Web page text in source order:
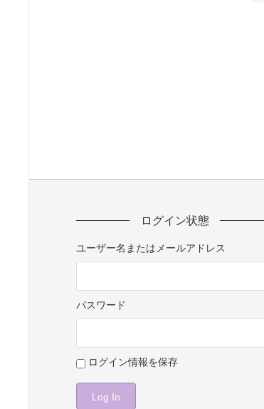
ログイン状態
ユーザー名またはメールアドレス
パスワード
ログイン情報を保存